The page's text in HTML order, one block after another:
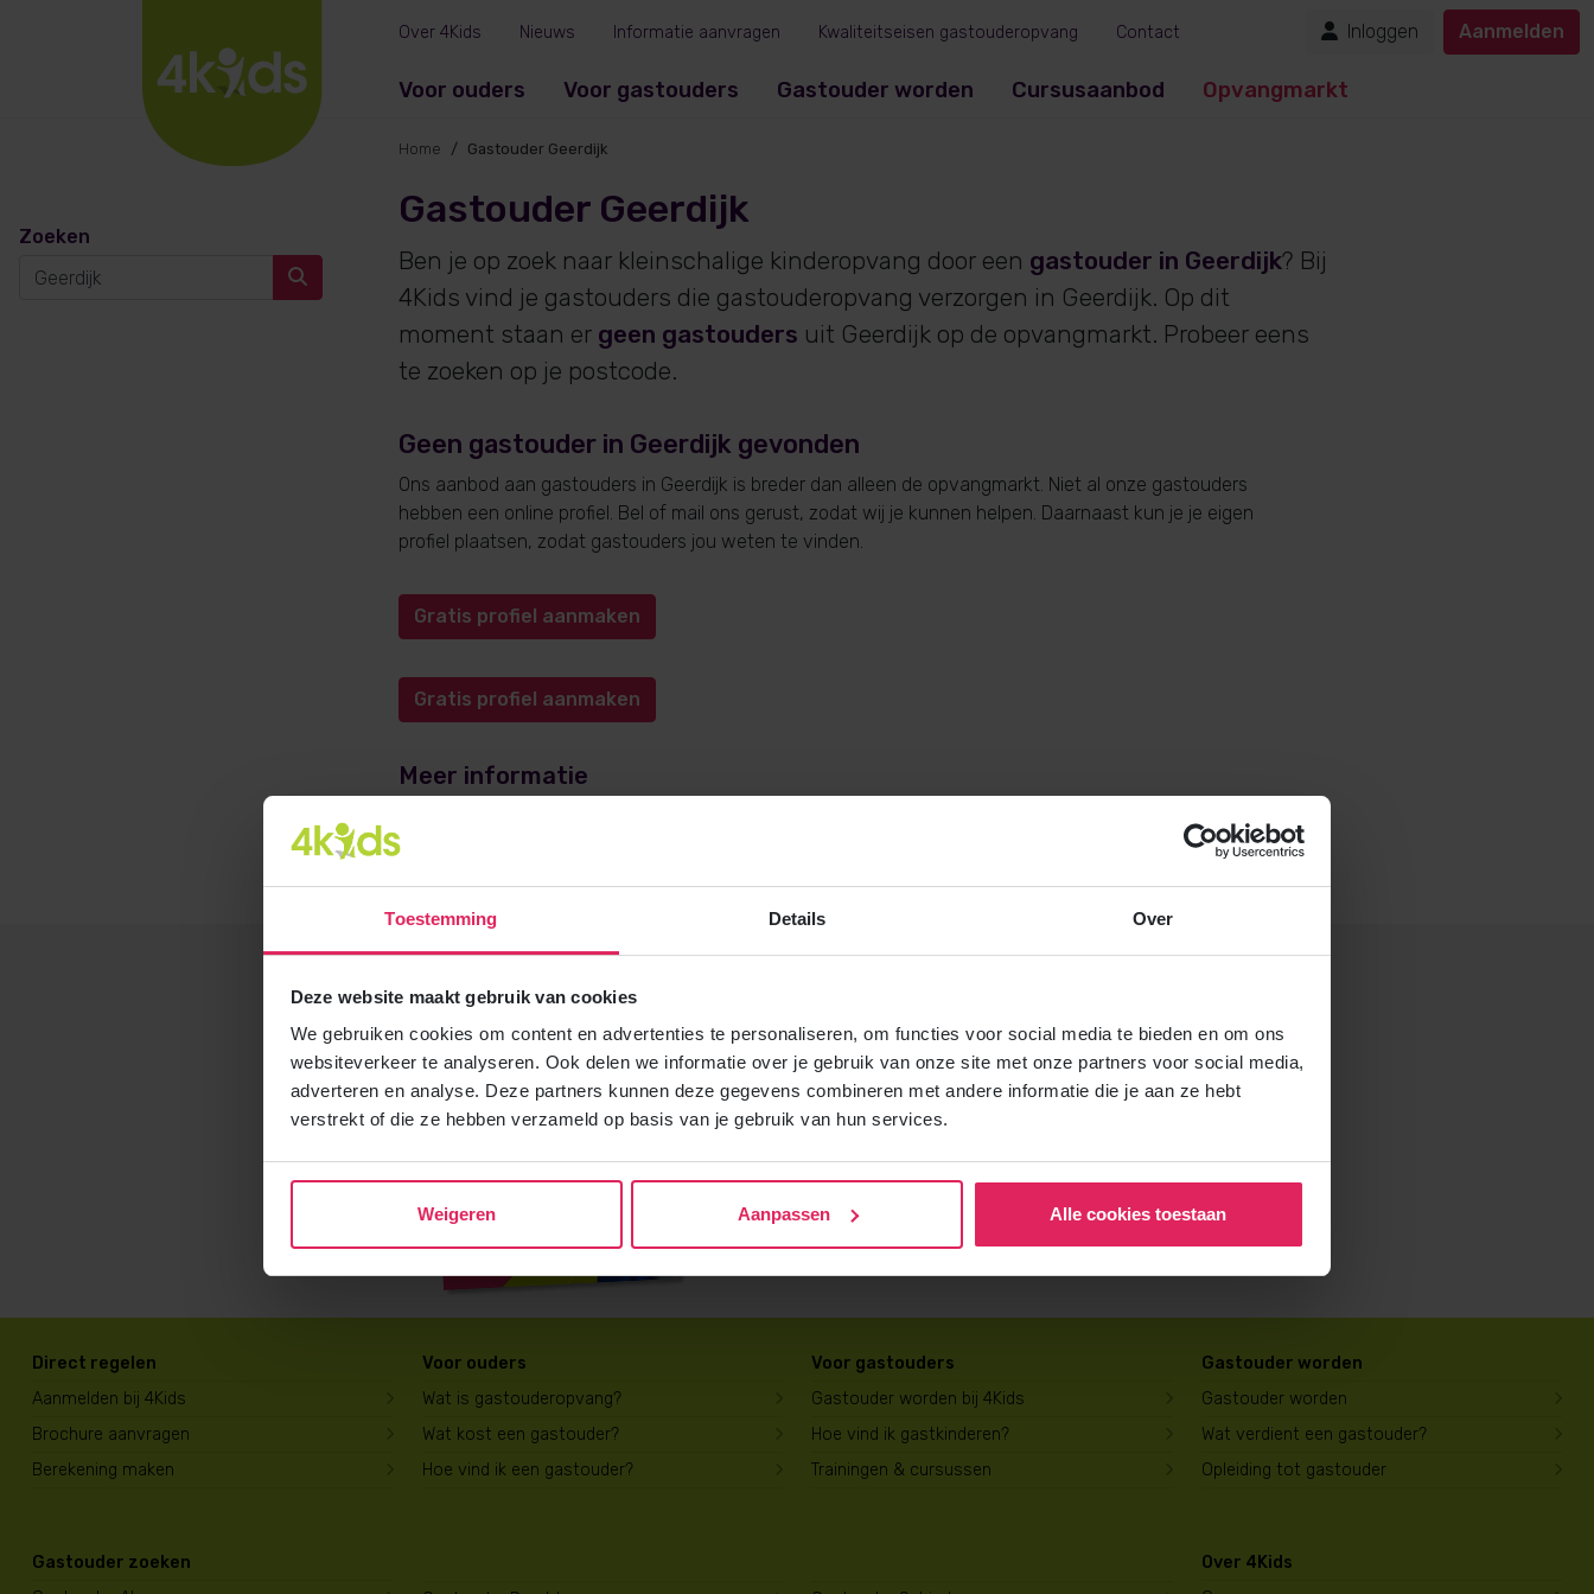
Toestemming Details Over
Deze website maakt gebruik van cookies
We gebruiken cookies om content en advertenties te personaliseren, om functies voor social media te bieden en om ons
websiteverkeer te analyseren. Ook delen we informatie over je gebruik van onze site met onze partners voor social media,
adverteren en analyse. Deze partners kunnen deze gegevens combineren met andere informatie die je aan ze hebt
verstrekt of die ze hebben verzameld op basis van je gebruik van hun services.
Weigeren Aanpassen Alle cookies toestaan
Voor ouders Voor gastouders Gastouder worden Cursusaanbod Opvangmarkt
Over 4Kids Nieuws Informatie aanvragen Kwaliteitseisen gastouderopvang Contact Inloggen Aanmelden
Zoeken
Home Gastouder Geerdijk
Gastouder Geerdijk
Ben je op zoek naar kleinschalige kinderopvang door een gastouder in Geerdijk? Bij
4Kids vind je gastouders die gastouderopvang verzorgen in Geerdijk. Op dit
moment staan er geen gastouders uit Geerdijk op de opvangmarkt. Probeer eens
te zoeken op je postcode.
Geen gastouder in Geerdijk gevonden
Ons aanbod aan gastouders in Geerdijk is breder dan alleen de opvangmarkt. Niet al onze gastouders
hebben een online profiel. Bel of mail ons gerust, zodat wij je kunnen helpen. Daarnaast kun je je eigen
profiel plaatsen, zodat gastouders jou weten te vinden.
Gratis profiel aanmaken
Gratis profiel aanmaken
Meer informatie
opvangadvies@4kids.nl
Meer weten over gastouderopvang via gastouderbureau 4Kids?
Vraag gratis en vrijblijvend de 4Kids brochure voor ouders aan en
ontvang het direct in je mailbox.
Brochure aanvragen
Direct regelen
Aanmelden bij 4Kids
Brochure aanvragen
Berekening maken
Voor ouders
Wat is gastouderopvang?
Wat kost een gastouder?
Hoe vind ik een gastouder?
Voor gastouders
Gastouder worden bij 4Kids
Hoe vind ik gastkinderen?
Trainingen & cursussen
Gastouder worden
Gastouder worden
Wat verdient een gastouder?
Opleiding tot gastouder
Gastouder zoeken
Over 4Kids